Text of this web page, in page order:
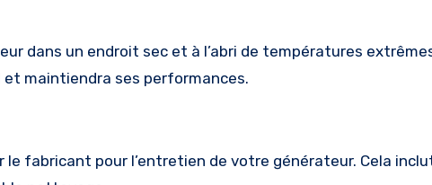
dans un endroit sec et à l’abri de températures
et maintiendra ses performances.
fabricant pour l’entretien de votre générateur. Cela